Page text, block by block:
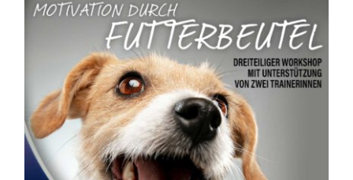
Workshop – Longieren mit
Hund